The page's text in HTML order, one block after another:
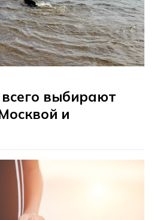
выбирают
и